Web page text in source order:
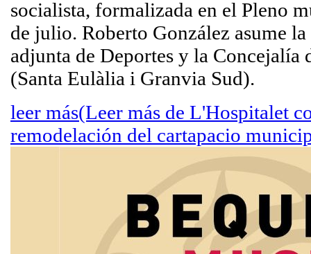
socialista, formalizada en el Pleno
de julio. Roberto González asume
adjunta de Deportes y la
(Santa Eulàlia i Granvia Sud).
leer más(Leer más de L'Hospitalet
remodelación del cartapacio